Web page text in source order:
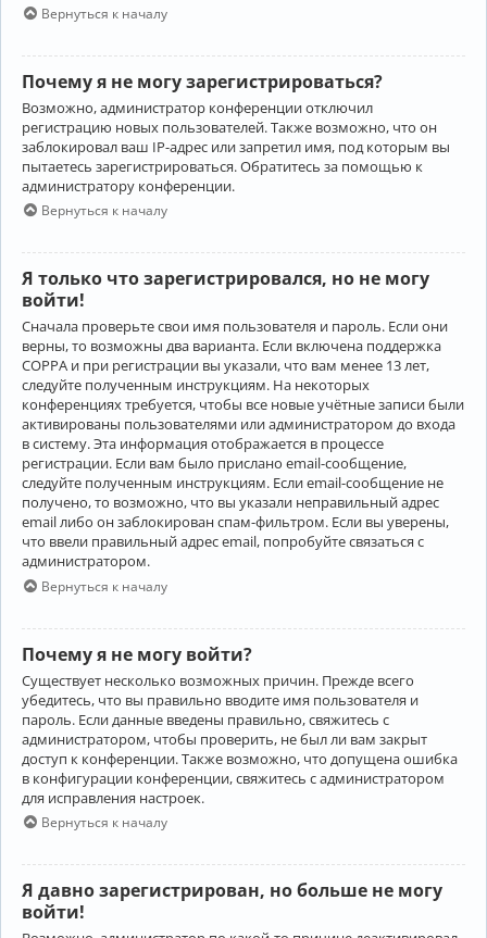
Вернуться к началу
Почему я не могу зарегистрироваться?
Возможно, администратор конференции отключил
регистрацию новых пользователей. Также возможно, что он
заблокировал ваш IP-адрес или запретил имя, под которым вы
пытаетесь зарегистрироваться. Обратитесь за помощью к
администратору конференции.
Вернуться к началу
Я только что зарегистрировался, но не могу
войти!
Сначала проверьте свои имя пользователя и пароль. Если они
верны, то возможны два варианта. Если включена поддержка
COPPA и при регистрации вы указали, что вам менее 13 лет,
следуйте полученным инструкциям. На некоторых
конференциях требуется, чтобы все новые учётные записи были
активированы пользователями или администратором до входа
в систему. Эта информация отображается в процессе
регистрации. Если вам было прислано email-сообщение,
следуйте полученным инструкциям. Если email-сообщение не
получено, то возможно, что вы указали неправильный адрес
email либо он заблокирован спам-фильтром. Если вы уверены,
что ввели правильный адрес email, попробуйте связаться с
администратором.
Вернуться к началу
Почему я не могу войти?
Существует несколько возможных причин. Прежде всего
убедитесь, что вы правильно вводите имя пользователя и
пароль. Если данные введены правильно, свяжитесь с
администратором, чтобы проверить, не был ли вам закрыт
доступ к конференции. Также возможно, что допущена ошибка
в конфигурации конференции, свяжитесь с администратором
для исправления настроек.
Вернуться к началу
Я давно зарегистрирован, но больше не могу
войти!